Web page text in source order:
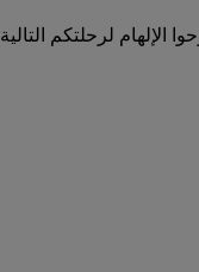
لرحلتكم التالية